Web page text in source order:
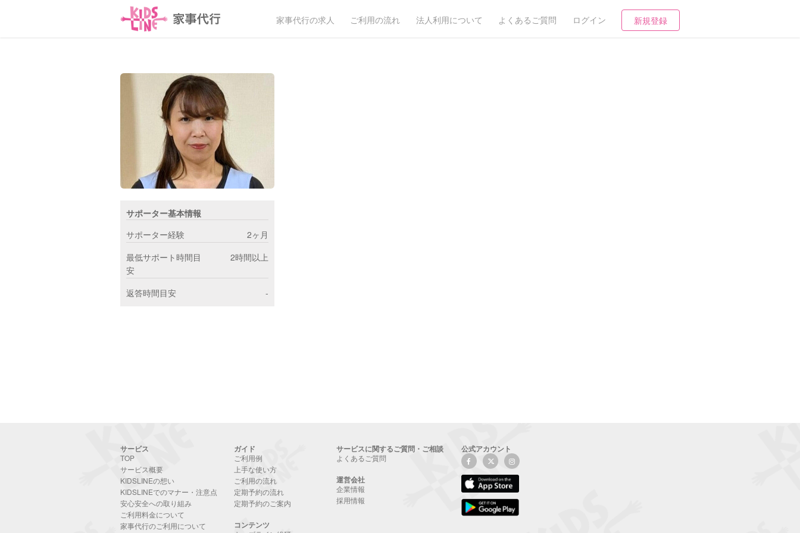
家事代行の求人 ご利用の流れ 法人利用について よくあるご質問 ログイン 新規登録
サポーター基本情報
サポーター経験
2ヶ月
最低サポート時間目
安
2時間以上
返答時間目安 -
サービス
TOP
サービス概要
KIDSLINEの想い
KIDSLINEでのマナー・注意点
安心安全への取り組み
ご利用料金について
家事代行のご利用について
ガイド
ご利用例
上手な使い方
ご利用の流れ
定期予約の流れ
定期予約のご案内
コンテンツ
サービスに関するご質問・ご相談
よくあるご質問
運営会社
企業情報
採用情報
公式アカウント